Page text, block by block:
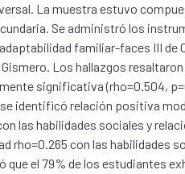
La muestra estuvo
Se administró los
familiar-faces III de
Los hallazgos
significativa (rho=0.504,
identificó relación positiva
las habilidades sociales y
rho=0.265 con las habilidades
que el 79% de los estudiantes